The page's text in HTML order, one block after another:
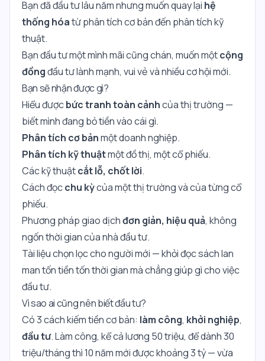
Bạn đã đầu tư lâu năm nhưng muốn quay lại hệ
thống hóatừ phân tích cơ bản đến phân tích kỹ
thuật.
Bạn đầu tư một mình mãi cũng chán, muốn mộtcộng
đồngđầu tư lành mạnh, vui vẻ và nhiều cơ hội mới.
Bạn sẽ nhận được gì?
Hiểu đượcbức tranh toàn cảnhcủa thị trường —
biết mình đang bỏ tiền vào cái gì.
Phân tích cơ bảnmột doanh nghiệp.
Phân tích kỹ thuậtmột đồ thị, một cổ phiếu.
Các kỹ thuậtcắt lỗ, chốt lời.
Cách đọcchu kỳcủa một thị trường và của từng cổ
phiếu.
Phương pháp giao dịchđơn giản, hiệu quả, không
ngốn thời gian của nhà đầu tư.
Tài liệu chọn lọc cho người mới — khỏi đọc sách lan
man tốn tiền tốn thời gian mà chẳng giúp gì cho việc
đầu tư.
Vì sao ai cũng nên biết đầu tư?
Có 3 cách kiếm tiền cơ bản: làm công, khởi nghiệp,
đầu tư. Làm công, kể cả lương 50 triệu, để dành 30
triệu/tháng thì 10 năm mới được khoảng 3 tỷ — vừa